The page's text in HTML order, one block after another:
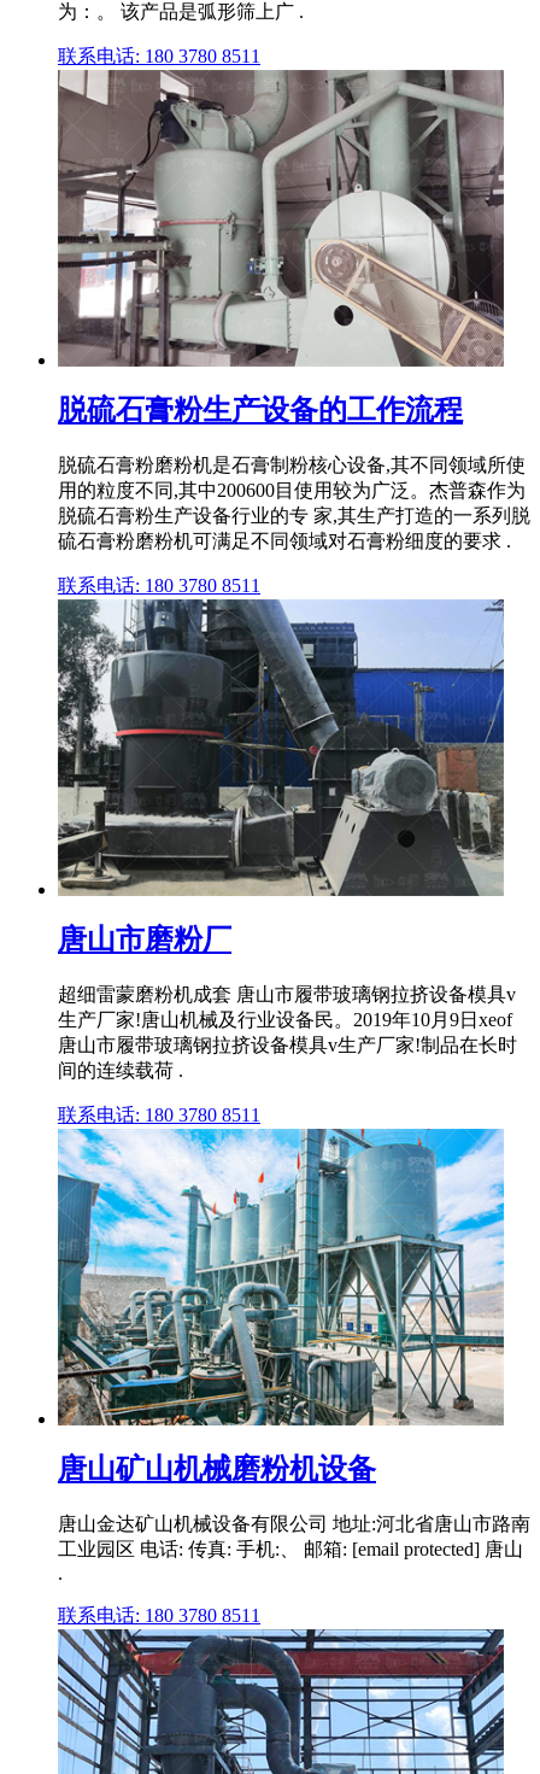
为：。 该产品是弧形筛上广 .
联系电话: 180 3780 8511
脱硫石膏粉生产设备的工作流程
脱硫石膏粉磨粉机是石膏制粉核心设备,其不同领域所使
用的粒度不同,其中200600目使用较为广泛。杰普森作为
脱硫石膏粉生产设备行业的专 家,其生产打造的一系列脱
硫石膏粉磨粉机可满足不同领域对石膏粉细度的要求 .
联系电话: 180 3780 8511
唐山市磨粉厂
超细雷蒙磨粉机成套 唐山市履带玻璃钢拉挤设备模具v
生产厂家!唐山机械及行业设备民。2019年10月9日xeof
唐山市履带玻璃钢拉挤设备模具v生产厂家!制品在长时
间的连续载荷 .
联系电话: 180 3780 8511
唐山矿山机械磨粉机设备
唐山金达矿山机械设备有限公司 地址:河北省唐山市路南
工业园区 电话: 传真: 手机:、 邮箱: [email protected] 唐山
.
联系电话: 180 3780 8511